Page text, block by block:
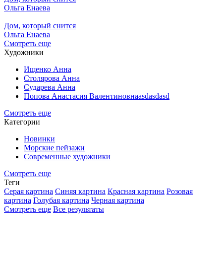
Ольга Енаева
Дом, который снится
Ольга Енаева
Смотреть еще
Художники
Ищенко Анна
Столярова Анна
Сударева Анна
Попова Анастасия Валентиновнаasdasdasd
Смотреть еще
Категории
Новинки
Морские пейзажи
Современные художники
Смотреть еще
Теги
Серая картина Синяя картина Красная картина Розовая
картина Голубая картина Черная картина
Смотреть еще Все результаты